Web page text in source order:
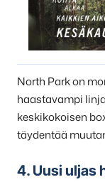
North Park on
haastavampi
keskikokoisen
täydentää
4. Uusi uljas